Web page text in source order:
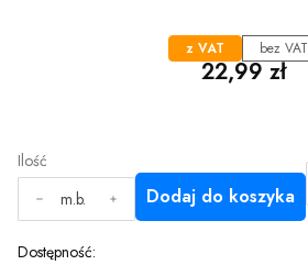
z VAT bez VAT
Cena
22,99 zł
Ilość
m.b.
Dodaj do koszyka
Dostępność: